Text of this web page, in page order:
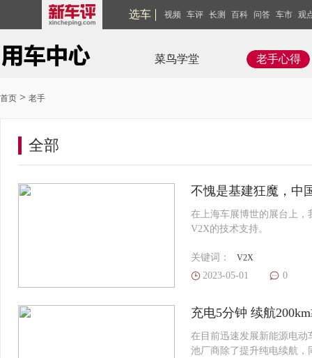
选车 视频 车评 长测 百科 问答 车市 观
菜鸟学堂 老手心得
首页 > 老手
全部
不愧是基建狂魔，中
在上海车展博世的展台上，
V2X的技术支持。
关键词： V2X
2023-05-01 0
充电5分钟 续航
在目前迅速发展新能源电
池厂商除了提升纯电续航